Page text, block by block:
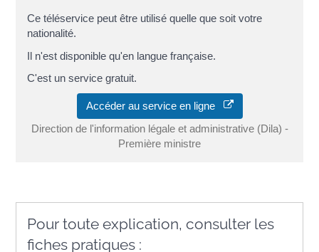
Ce téléservice peut être utilisé quelle que soit votre
nationalité.
Il n'est disponible qu'en langue française.
C'est un service gratuit.
Accéder au service en ligne
Direction de l'information légale et administrative (Dila) -
Première ministre
Pour toute explication, consulter les
fiches pratiques :